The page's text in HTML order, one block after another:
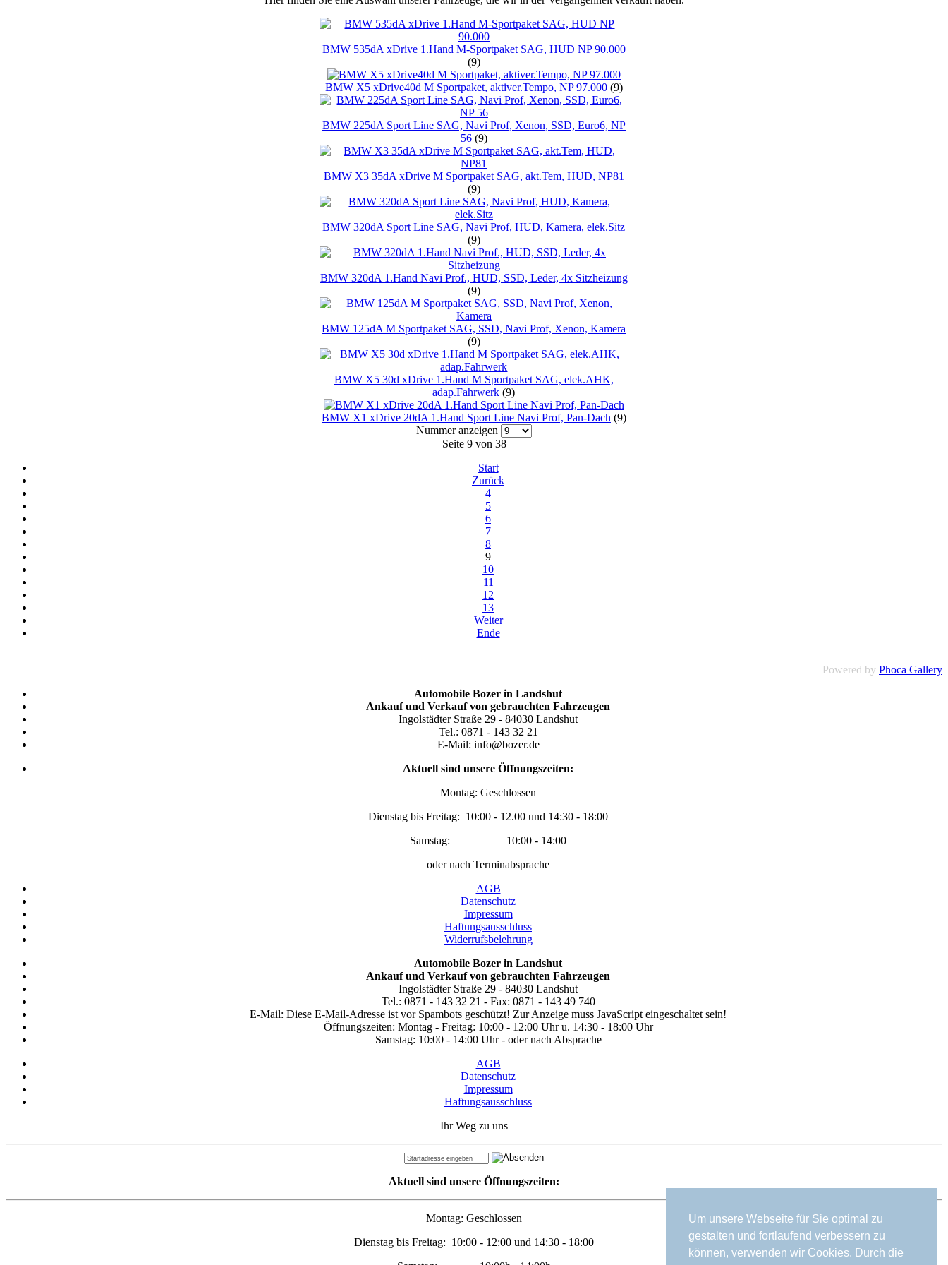
Um unsere Webseite für Sie optimal zu
gestalten und fortlaufend verbessern zu
können, verwenden wir Cookies. Durch die
BMW 535dA xDrive 1.Hand M-Sportpaket SAG, HUD NP 90.000
(9)
BMW X5 xDrive40d M Sportpaket, aktiver.Tempo, NP 97.000 (9)
BMW 225dA Sport Line SAG, Navi Prof, Xenon, SSD, Euro6, NP
56 (9)
BMW X3 35dA xDrive M Sportpaket SAG, akt.Tem, HUD, NP81
(9)
BMW 320dA Sport Line SAG, Navi Prof, HUD, Kamera, elek.Sitz
(9)
BMW 320dA 1.Hand Navi Prof., HUD, SSD, Leder, 4x Sitzheizung
(9)
BMW 125dA M Sportpaket SAG, SSD, Navi Prof, Xenon, Kamera
(9)
BMW X5 30d xDrive 1.Hand M Sportpaket SAG, elek.AHK,
adap.Fahrwerk (9)
BMW X1 xDrive 20dA 1.Hand Sport Line Navi Prof, Pan-Dach (9)
Nummer anzeigen
Seite 9 von 38
Start
Zurück
4
5
6
7
8
9
10
11
12
13
Weiter
Ende
Powered by Phoca Gallery
Automobile Bozer in Landshut
Ankauf und Verkauf von gebrauchten Fahrzeugen
Ingolstädter Straße 29 - 84030 Landshut
Tel.: 0871 - 143 32 21
E-Mail: info@bozer.de
Aktuell sind unsere Öffnungszeiten:
Montag: Geschlossen
Dienstag bis Freitag: 10:00 - 12.00 und 14:30 - 18:00
Samstag: 10:00 - 14:00
oder nach Terminabsprache
AGB
Datenschutz
Impressum
Haftungsausschluss
Widerrufsbelehrung
Automobile Bozer in Landshut
Ankauf und Verkauf von gebrauchten Fahrzeugen
Ingolstädter Straße 29 - 84030 Landshut
Tel.: 0871 - 143 32 21 - Fax: 0871 - 143 49 740
E-Mail: Diese E-Mail-Adresse ist vor Spambots geschützt! Zur Anzeige muss JavaScript eingeschaltet sein!
Öffnungszeiten: Montag - Freitag: 10:00 - 12:00 Uhr u. 14:30 - 18:00 Uhr
Samstag: 10:00 - 14:00 Uhr - oder nach Absprache
AGB
Datenschutz
Impressum
Haftungsausschluss
Ihr Weg zu uns
Aktuell sind unsere Öffnungszeiten:
Montag: Geschlossen
Dienstag bis Freitag: 10:00 - 12:00 und 14:30 - 18:00